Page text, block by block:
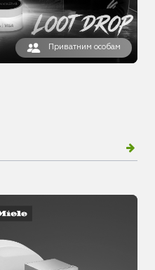
Приватним особам